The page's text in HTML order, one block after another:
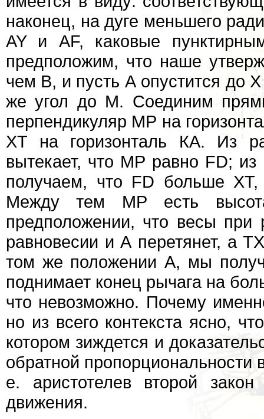
наконец, на дуге меньшего
AY и AF, каковые
предположим, что наше
чем В, и пусть А опустится до
же угол до М. Соединим
перпендикуляр МР на
XT на горизонталь КА. Из
вытекает, что МР равно FD;
получаем, что FD больше
Между тем МР есть
предположении, что весы при
равновесии и А перетянет, а
том же положении А, мы
поднимает конец рычага на
что невозможно. Почему
но из всего контекста ясно,
котором зиждется и
обратной пропорциональности
е. аристотелев второй
движения.